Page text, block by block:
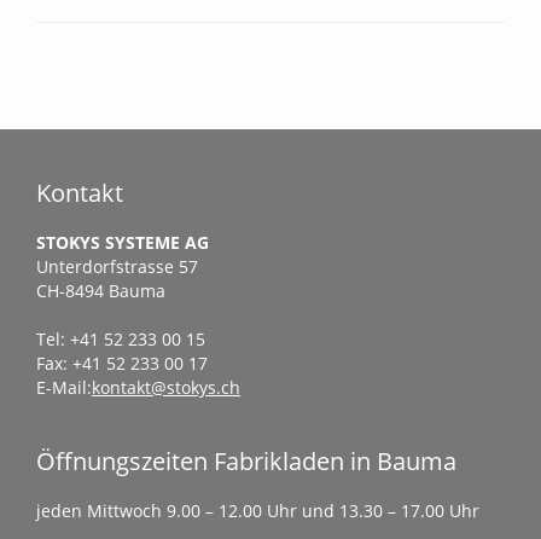
Kontakt
STOKYS SYSTEME AG
Unterdorfstrasse 57
CH-8494 Bauma
Tel: +41 52 233 00 15
Fax: +41 52 233 00 17
E-Mail:kontakt@stokys.ch
Öffnungszeiten Fabrikladen in Bauma
jeden Mittwoch 9.00 – 12.00 Uhr und 13.30 – 17.00 Uhr